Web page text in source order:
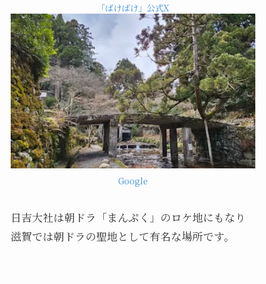
「ばけばけ」公式X
Google
日吉大社は朝ドラ「まんぷく」のロケ地にもなり
滋賀では朝ドラの聖地として有名な場所です。